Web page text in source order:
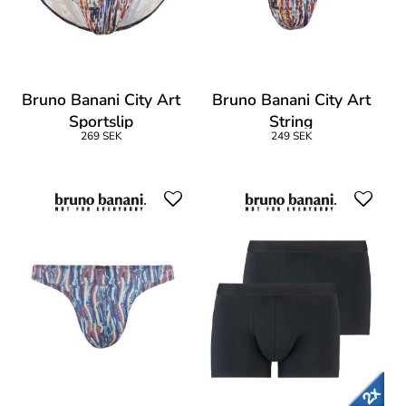
Bruno Banani City Art
Sportslip
269 SEK
Bruno Banani City Art
String
249 SEK